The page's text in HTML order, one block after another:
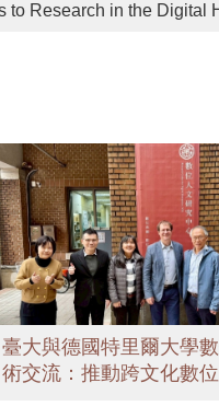
to Research in the Digital
臺大與德國特里爾大學
術交流：推動跨文化數